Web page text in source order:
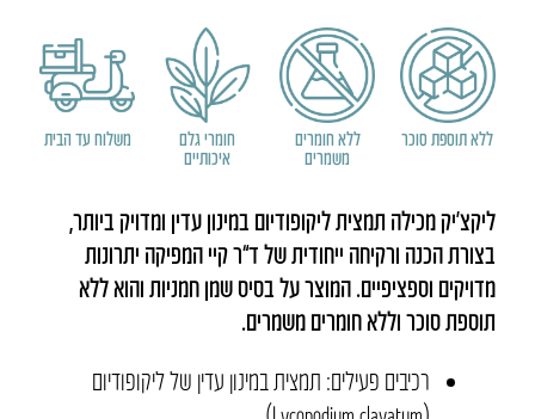
ללא תוספת סוכר
ללא חומרים
משמרים
חומרי גלם
איכותיים
משלוח עד הבית
ליקצ’יק מכילה תמצית ליקופודיום במינון עדין ומדויק ביותר,
בצורת הכנה ורקיחה ייחודית של ד”ר קיי המפיקה יתרונות
מדויקים וספציפיים. המוצר על בסיס שמן חמניות והוא ללא
תוספת סוכר וללא חומרים משמרים.
רכיבים פעילים: תמצית במינון עדין של ליקופודיום